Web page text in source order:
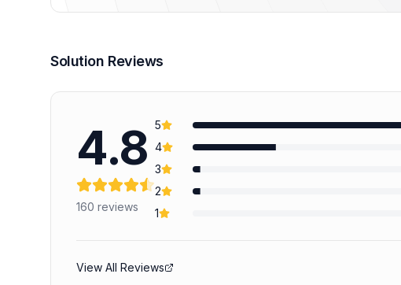
Solution Reviews
4.8
160 reviews
5
4
3
2
1
View All Reviews